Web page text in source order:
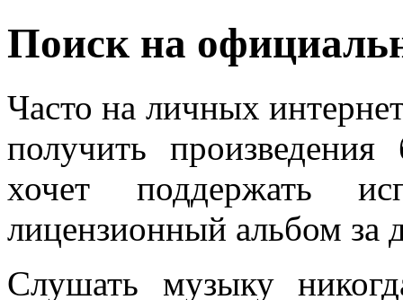
Поиск на
Часто на личных
получить
хочет поддержать
лицензионный альбом за
Слушать музыку